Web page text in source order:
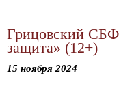
Грицовский
защита» (12+)
15 ноября 2024